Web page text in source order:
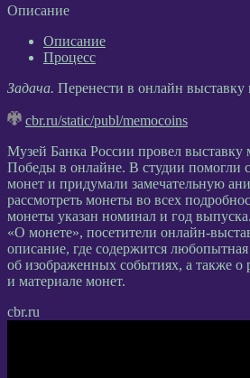
Описание
Описание
Процесс
Задача. Перенести в онлайн
cbr.ru/static/publ/memocoins
Музей Банка России провел выставку
Победы в онлайне. В студии помогли
монет и придумали замечательную
рассмотреть монеты во всех
монеты указан номинал и год
«О монете», посетители онлайн-
описание, где содержится
об изображенных событиях, а также о
и материале монет.
cbr.ru